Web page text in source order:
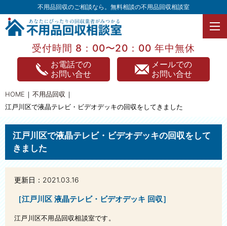
不用品回収のご相談なら。無料相談の不用品回収相談室
受付時間 8：00〜20：00 年中無休
お電話での
お問い合せ
メールでの
お問い合せ
HOME
不用品回収
江戸川区で液晶テレビ・ビデオデッキの回収をしてきました
江戸川区で液晶テレビ・ビデオデッキの回収をして
きました
更新日：2021.03.16
［江戸川区 液晶テレビ・ビデオデッキ 回収］
江戸川区不用品回収相談室です。
TOPページ
不用品回収
不用品買取
家具処分
遺品整理
引っ越し
片付け整理